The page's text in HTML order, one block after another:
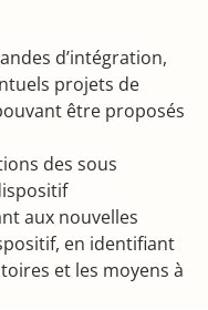
d’intégration,
projets de
être proposés
des sous
aux nouvelles
en identifiant
et les moyens à